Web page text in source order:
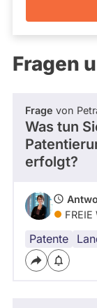
und
Fragen
Frage von
Was tun
erfolgt?
FREIE
Patente